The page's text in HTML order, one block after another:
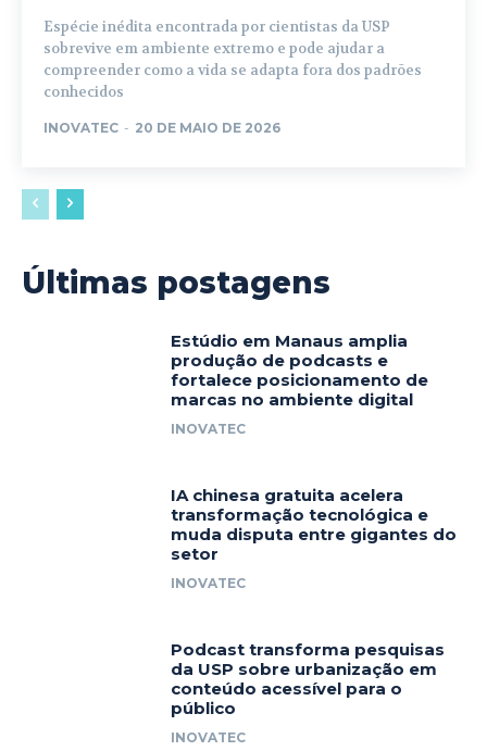
Espécie inédita encontrada por cientistas da USP
sobrevive em ambiente extremo e pode ajudar a
compreender como a vida se adapta fora dos padrões
conhecidos
INOVATEC - 20 DE MAIO DE 2026
Últimas postagens
Estúdio em Manaus amplia
produção de podcasts e
fortalece posicionamento de
marcas no ambiente digital
INOVATEC
IA chinesa gratuita acelera
transformação tecnológica e
muda disputa entre gigantes do
setor
INOVATEC
Podcast transforma pesquisas
da USP sobre urbanização em
conteúdo acessível para o
público
INOVATEC